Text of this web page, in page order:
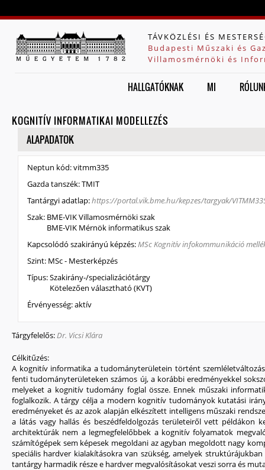
TÁVKÖZLÉSI ÉS
Budapesti Műszaki és
Villamosmérnöki és
HALLGATÓKNAK MI
KOGNITÍV INFORMATIKAI MODELLEZÉS
ELREJT
ALAPADATOK
Neptun kód:vitmm335
Gazda tanszék:TMIT
Tantárgyi adatlap:https://portal.vik.bme.hu/kepzes/targyak/
Szak: BME-VIK Villamosmérnöki szak
BME-VIK Mérnök informatikus szak
Kapcsolódó szakirányú képzés: MSc Kognitív infokommunikáció
Szint: MSc - Mesterképzés
Típus:Szakirány-/specializációtárgy
Kötelezően választható (KVT)
Érvényesség:aktív
Tárgyfelelős: Dr. Vicsi Klára
Célkitűzés:
A kognitív informatika a tudományterületein történt
fenti tudományterületeken számos új, a korábbi eredményekkel
melyeket a kognitív tudomány foglal össze. Ennek műszaki
foglalkozik. A tárgy célja a modern kognitív tudományok kutatási
eredményeket és az azok alapján elkészített intelligens műszaki
a látás vagy hallás és beszédfeldolgozás területeiről vett példákon
architektúrák nem a legmegfelelőbbek a kognitív folyamatok
számítógépek sem képesek megoldani az agyban megoldott nagy
speciális hardver kialakításokra van szükség, amelyek
tantárgy harmadik része e hardver megvalósításokat veszi sorra és